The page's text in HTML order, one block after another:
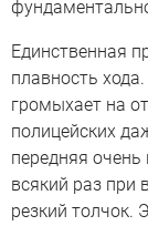
Единственная
плавность
громыхает на
полицейских
передняя
всякий раз при
резкий толчок.